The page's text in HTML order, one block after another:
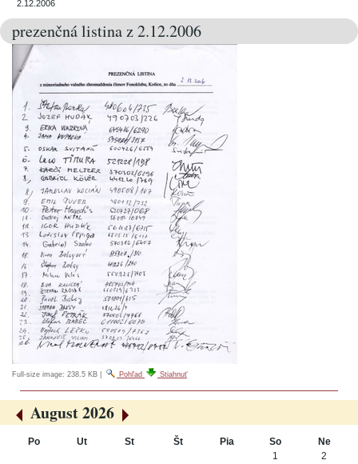
2.12.2006
prezenčná listina z 2.12.2006
Full-size image: 238.5 KB Pohľad Stiahnuť
«
August 2026
»
Po Ut St Št Pia So
Ne
1
2